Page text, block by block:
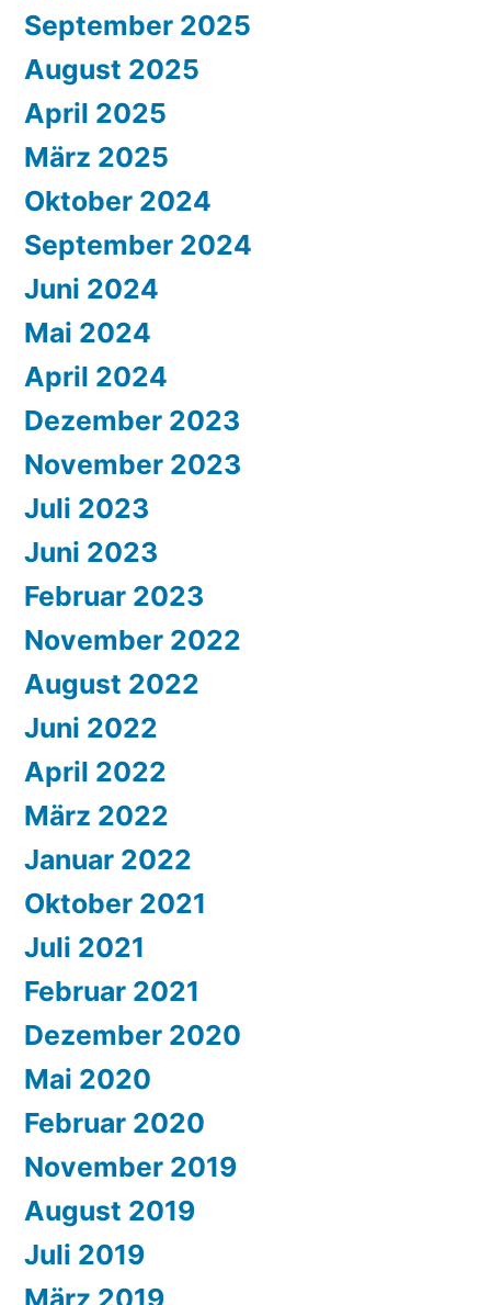
September 2025
August 2025
April 2025
März 2025
Oktober 2024
September 2024
Juni 2024
Mai 2024
April 2024
Dezember 2023
November 2023
Juli 2023
Juni 2023
Februar 2023
November 2022
August 2022
Juni 2022
April 2022
März 2022
Januar 2022
Oktober 2021
Juli 2021
Februar 2021
Dezember 2020
Mai 2020
Februar 2020
November 2019
August 2019
Juli 2019